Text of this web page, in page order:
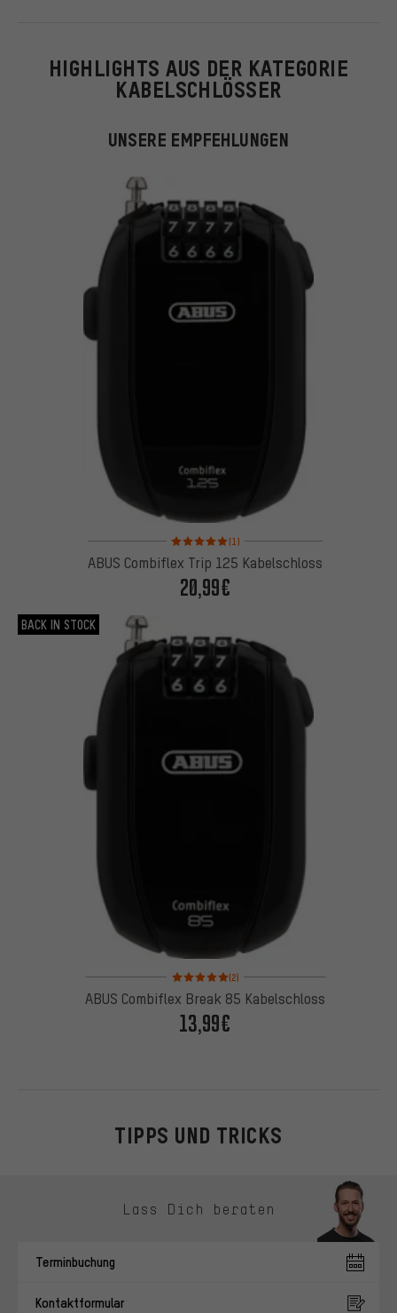
HIGHLIGHTS AUS DER KATEGORIE
KABELSCHLÖSSER
UNSERE EMPFEHLUNGEN
Bewertungen: 5 von 5 basierend auf 1
(1)
ABUS Combiflex Trip 125 Kabelschloss
20,99€
BACK IN STOCK
Bewertungen: 5 von 5 basierend auf 2
(2)
ABUS Combiflex Break 85 Kabelschloss
13,99€
TIPPS UND TRICKS
Lass Dich beraten
Terminbuchung
Kontaktformular